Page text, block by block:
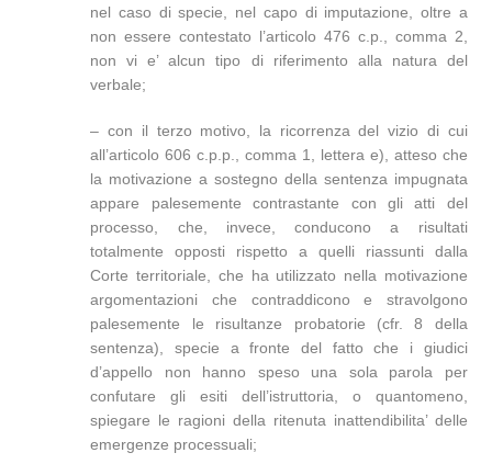
nel caso di specie, nel capo di imputazione, oltre a
non essere contestato l’articolo 476 c.p., comma 2,
non vi e’ alcun tipo di riferimento alla natura del
verbale;
– con il terzo motivo, la ricorrenza del vizio di cui
all’articolo 606 c.p.p., comma 1, lettera e), atteso che
la motivazione a sostegno della sentenza impugnata
appare palesemente contrastante con gli atti del
processo, che, invece, conducono a risultati
totalmente opposti rispetto a quelli riassunti dalla
Corte territoriale, che ha utilizzato nella motivazione
argomentazioni che contraddicono e stravolgono
palesemente le risultanze probatorie (cfr. 8 della
sentenza), specie a fronte del fatto che i giudici
d’appello non hanno speso una sola parola per
confutare gli esiti dell’istruttoria, o quantomeno,
spiegare le ragioni della ritenuta inattendibilita’ delle
emergenze processuali;